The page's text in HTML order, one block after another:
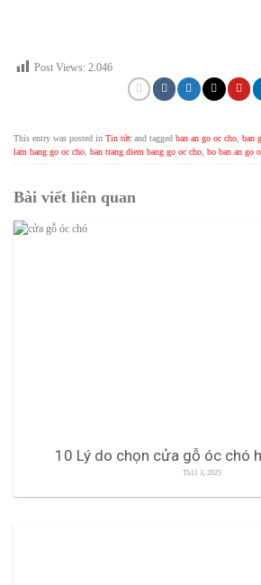
Post Views: 2.046
This entry was posted in Tin tức and tagged ban an go oc cho ban
lam bang go oc cho ban trang diem bang go oc cho bo ban an go
Bài viết liên quan
10 Lý do chọn cửa gỗ óc chó
Th11 3, 2025